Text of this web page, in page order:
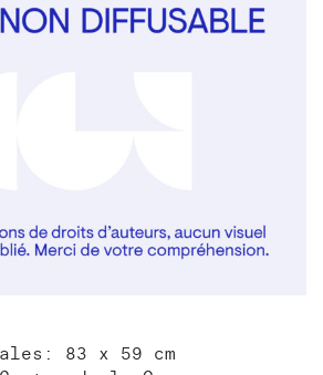
83 x 59 cm